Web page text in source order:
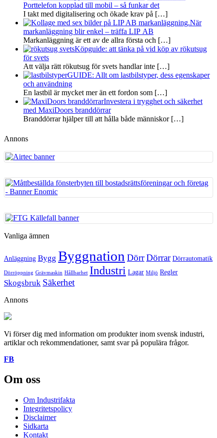
Porttelefon kopplad till mobil – så funkar det
I takt med digitalisering och ökade krav på […]
När
markanläggning blir enkel – träffa LIP AB
Markanläggning är ett av de allra första och […]
Köpguide: att tänka på vid köp av rökutsug
för svets
Att välja rätt rökutsug för svets handlar inte […]
GUIDE: Allt om lastbilstyper, dess egenskaper
och användning
En lastbil är mycket mer än ett fordon som […]
Investera i trygghet och säkerhet
med MaxiDoors branddörrar
Branddörrar hjälper till att hålla både människor […]
Annons
Vanliga ämnen
Etiketter
Anläggning Bygg Byggnation DörrDörrar Dörrautomatik
Dörröppning Grävmaskin Hållbarhet Industri Lagar Miljö Regler
Skogsbruk Säkerhet
Annons
Vi förser dig med information om produkter inom svensk industri,
artiklar och rekommendationer, samt svar på populära frågor.
FB
Om oss
Om Industrifakta
Integritetspolicy
Disclaimer
Sidkarta
Kontakt